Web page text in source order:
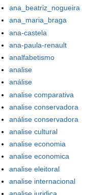
ana_beatriz_nogueira
ana_maria_braga
ana-castela
ana-paula-renault
analfabetismo
analise
análise
analise comparativa
analise conservadora
análise conservadora
analise cultural
analise economia
analise economica
analise eleitoral
analise internacional